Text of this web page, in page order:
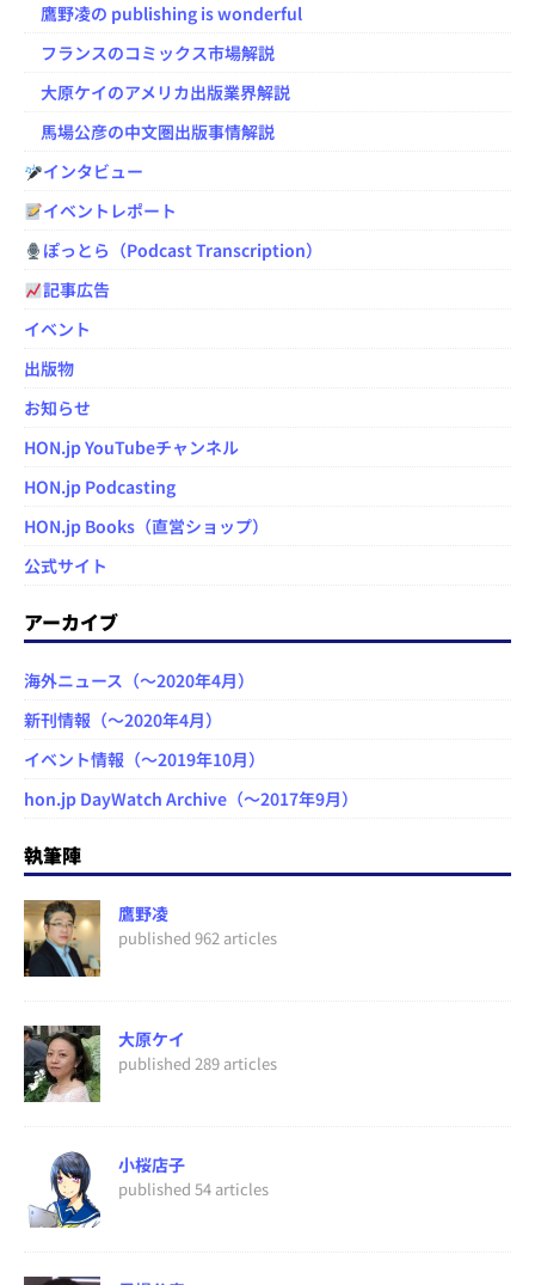
鷹野凌の publishing is wonderful
フランスのコミックス市場解説
大原ケイのアメリカ出版業界解説
馬場公彦の中文圏出版事情解説
インタビュー
イベントレポート
ぽっとら（Podcast Transcription）
記事広告
イベント
出版物
お知らせ
HON.jp YouTubeチャンネル
HON.jp Podcasting
HON.jp Books（直営ショップ）
公式サイト
アーカイブ
海外ニュース（～2020年4月）
新刊情報（～2020年4月）
イベント情報（～2019年10月）
hon.jp DayWatch Archive（～2017年9月）
執筆陣
鷹野凌
published 962 articles
大原ケイ
published 289 articles
小桜店子
published 54 articles